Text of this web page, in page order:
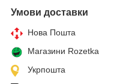
Умови доставки
Нова Пошта
Магазини Rozetka
Укрпошта